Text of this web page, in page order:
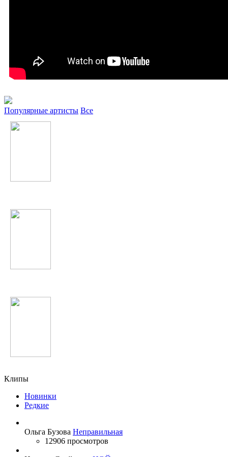
Популярные артисты Все
Клипы
Новинки
Редкие
Ольга Бузова Неправильная
12906 просмотров